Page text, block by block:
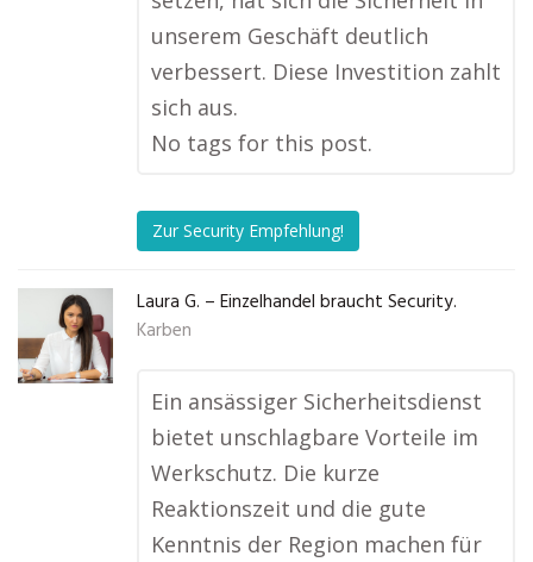
unserem Geschäft deutlich
verbessert. Diese Investition zahlt
sich aus.
No tags for this post.
Zur Security Empfehlung!
Laura G. – Einzelhandel braucht Security.
Karben
Ein ansässiger Sicherheitsdienst
bietet unschlagbare Vorteile im
Werkschutz. Die kurze
Reaktionszeit und die gute
Kenntnis der Region machen für